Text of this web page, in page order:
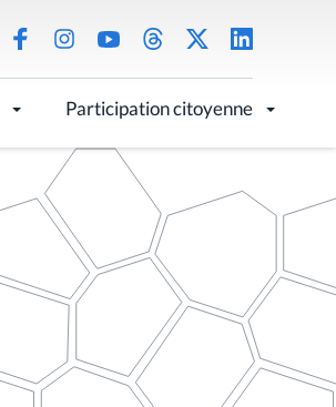
Participation citoyenne